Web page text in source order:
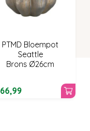
PTMD Bloempot
Seattle
Brons Ø26cm
66,99